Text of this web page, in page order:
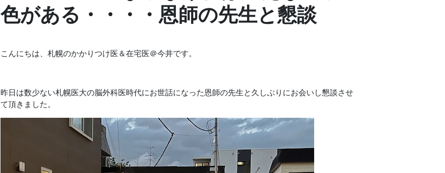
色がある・・・・恩師の先生と懇談
こんにちは、札幌のかかりつけ医＆在宅医＠今井です。
昨日は数少ない札幌医大の脳外科医時代にお世話になった恩師の先生と久しぶりにお会いし懇談させ
て頂きました。